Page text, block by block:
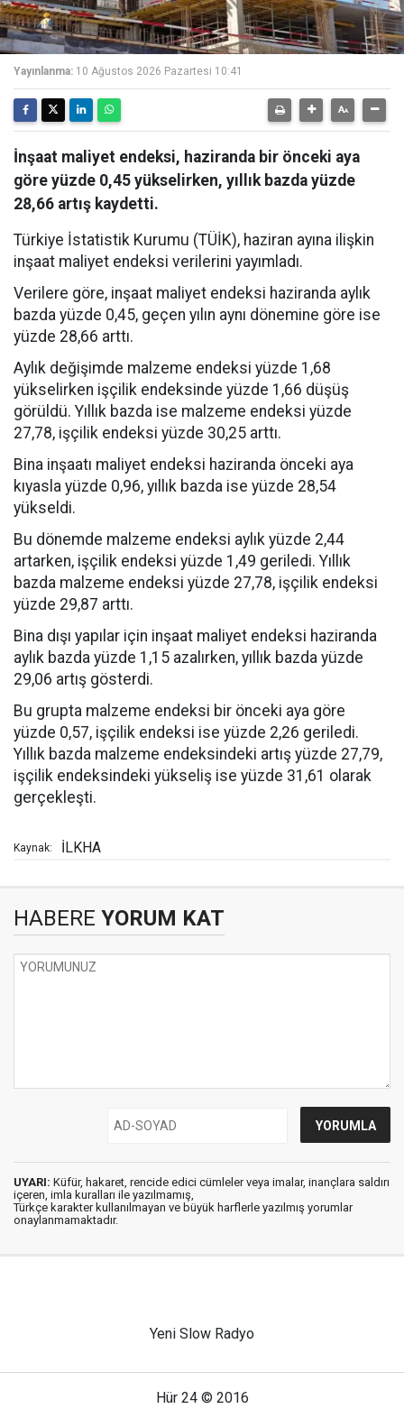
Yayınlanma: 10 Ağustos 2026 Pazartesi 10:41
İnşaat maliyet endeksi, haziranda bir önceki aya
göre yüzde 0,45 yükselirken, yıllık bazda yüzde
28,66 artış kaydetti.
Türkiye İstatistik Kurumu (TÜİK), haziran ayına ilişkin
inşaat maliyet endeksi verilerini yayımladı.
Verilere göre, inşaat maliyet endeksi haziranda aylık
bazda yüzde 0,45, geçen yılın aynı dönemine göre ise
yüzde 28,66 arttı.
Aylık değişimde malzeme endeksi yüzde 1,68
yükselirken işçilik endeksinde yüzde 1,66 düşüş
görüldü. Yıllık bazda ise malzeme endeksi yüzde
27,78, işçilik endeksi yüzde 30,25 arttı.
Bina inşaatı maliyet endeksi haziranda önceki aya
kıyasla yüzde 0,96, yıllık bazda ise yüzde 28,54
yükseldi.
Bu dönemde malzeme endeksi aylık yüzde 2,44
artarken, işçilik endeksi yüzde 1,49 geriledi. Yıllık
bazda malzeme endeksi yüzde 27,78, işçilik endeksi
yüzde 29,87 arttı.
Bina dışı yapılar için inşaat maliyet endeksi haziranda
aylık bazda yüzde 1,15 azalırken, yıllık bazda yüzde
29,06 artış gösterdi.
Bu grupta malzeme endeksi bir önceki aya göre
yüzde 0,57, işçilik endeksi ise yüzde 2,26 geriledi.
Yıllık bazda malzeme endeksindeki artış yüzde 27,79,
işçilik endeksindeki yükseliş ise yüzde 31,61 olarak
gerçekleşti.
Kaynak: İLKHA
HABERE YORUM KAT
UYARI: Küfür, hakaret, rencide edici cümleler veya imalar, inançlara saldırı
içeren, imla kuralları ile yazılmamış,
Türkçe karakter kullanılmayan ve büyük harflerle yazılmış yorumlar
onaylanmamaktadır.
Yeni Slow Radyo
Hür 24 © 2016